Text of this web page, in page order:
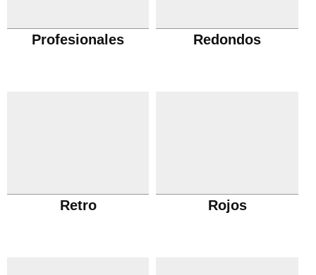
Profesionales Redondos
Retro Rojos